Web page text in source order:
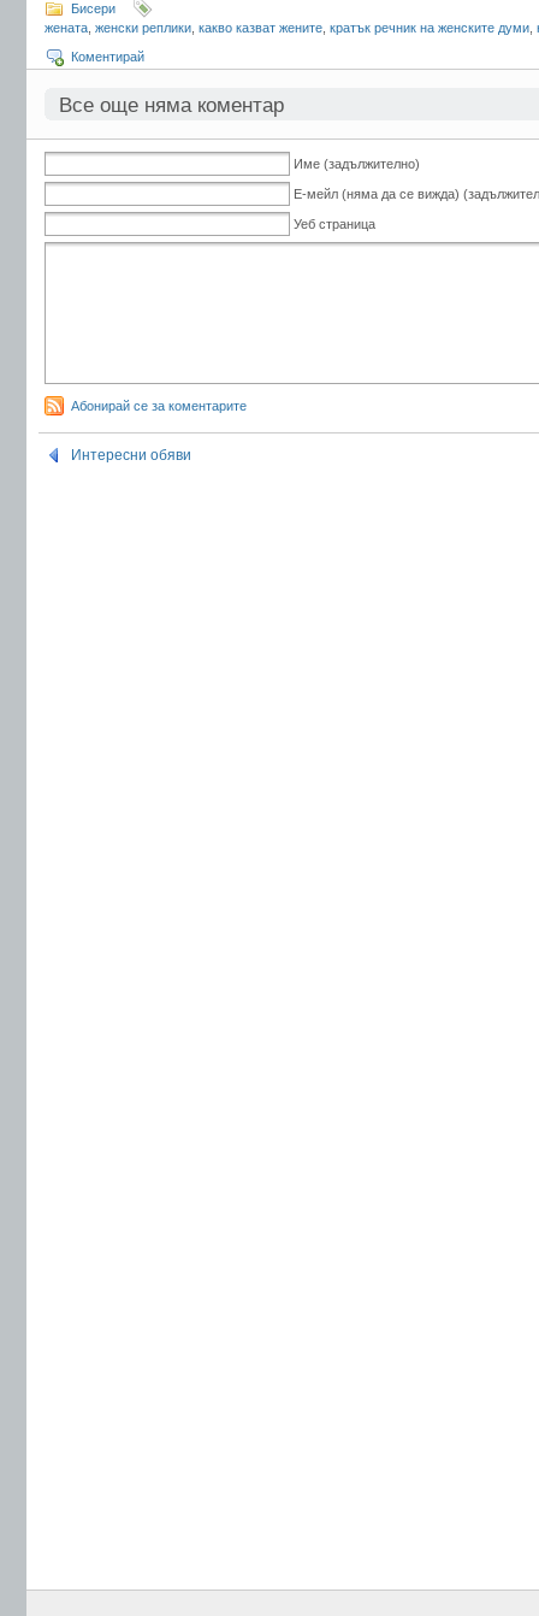
Бисери
жената женски реплики какво казват жените кратък речник на женските думи
Коментирай
Все още няма коментар
Име (задължително)
Е-мейл (няма да се вижда)
Уеб страница
Абонирай се за коментарите
Интересни обяви